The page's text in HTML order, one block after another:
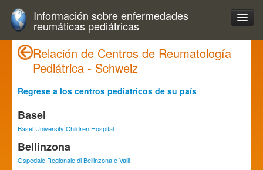
Información sobre enfermedades
reumáticas pediátricas
Relación de Centros de Reumatología
Pediátrica - Schweiz
Regrese a los centros pediatricos de su país
Basel
Basel University Children Hospital
Bellinzona
Ospedale Regionale di Bellinzona e Valli